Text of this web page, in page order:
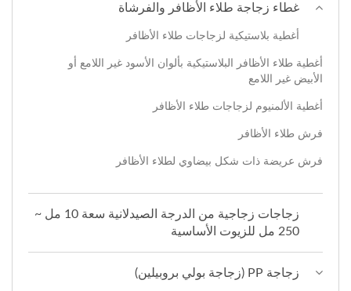
غطاء زجاجة طلاء الأظافر والفرشاة
أغطية بلاستيكية لزجاجات طلاء الأظافر
أغطية طلاء الأظافر البلاستيكية بألوان الأسود غير اللامع أو
الأبيض غير اللامع
أغطية الألمنيوم لزجاجات طلاء الأظافر
فرش طلاء الأظافر
فرش عريضة ذات شكل بيضاوي لطلاء الأظافر
زجاجات زجاجية من الدرجة الصيدلانية سعة 10 مل ~
250 مل للزيوت الأساسية
زجاجة PP (زجاجة بولي بروبيلين)